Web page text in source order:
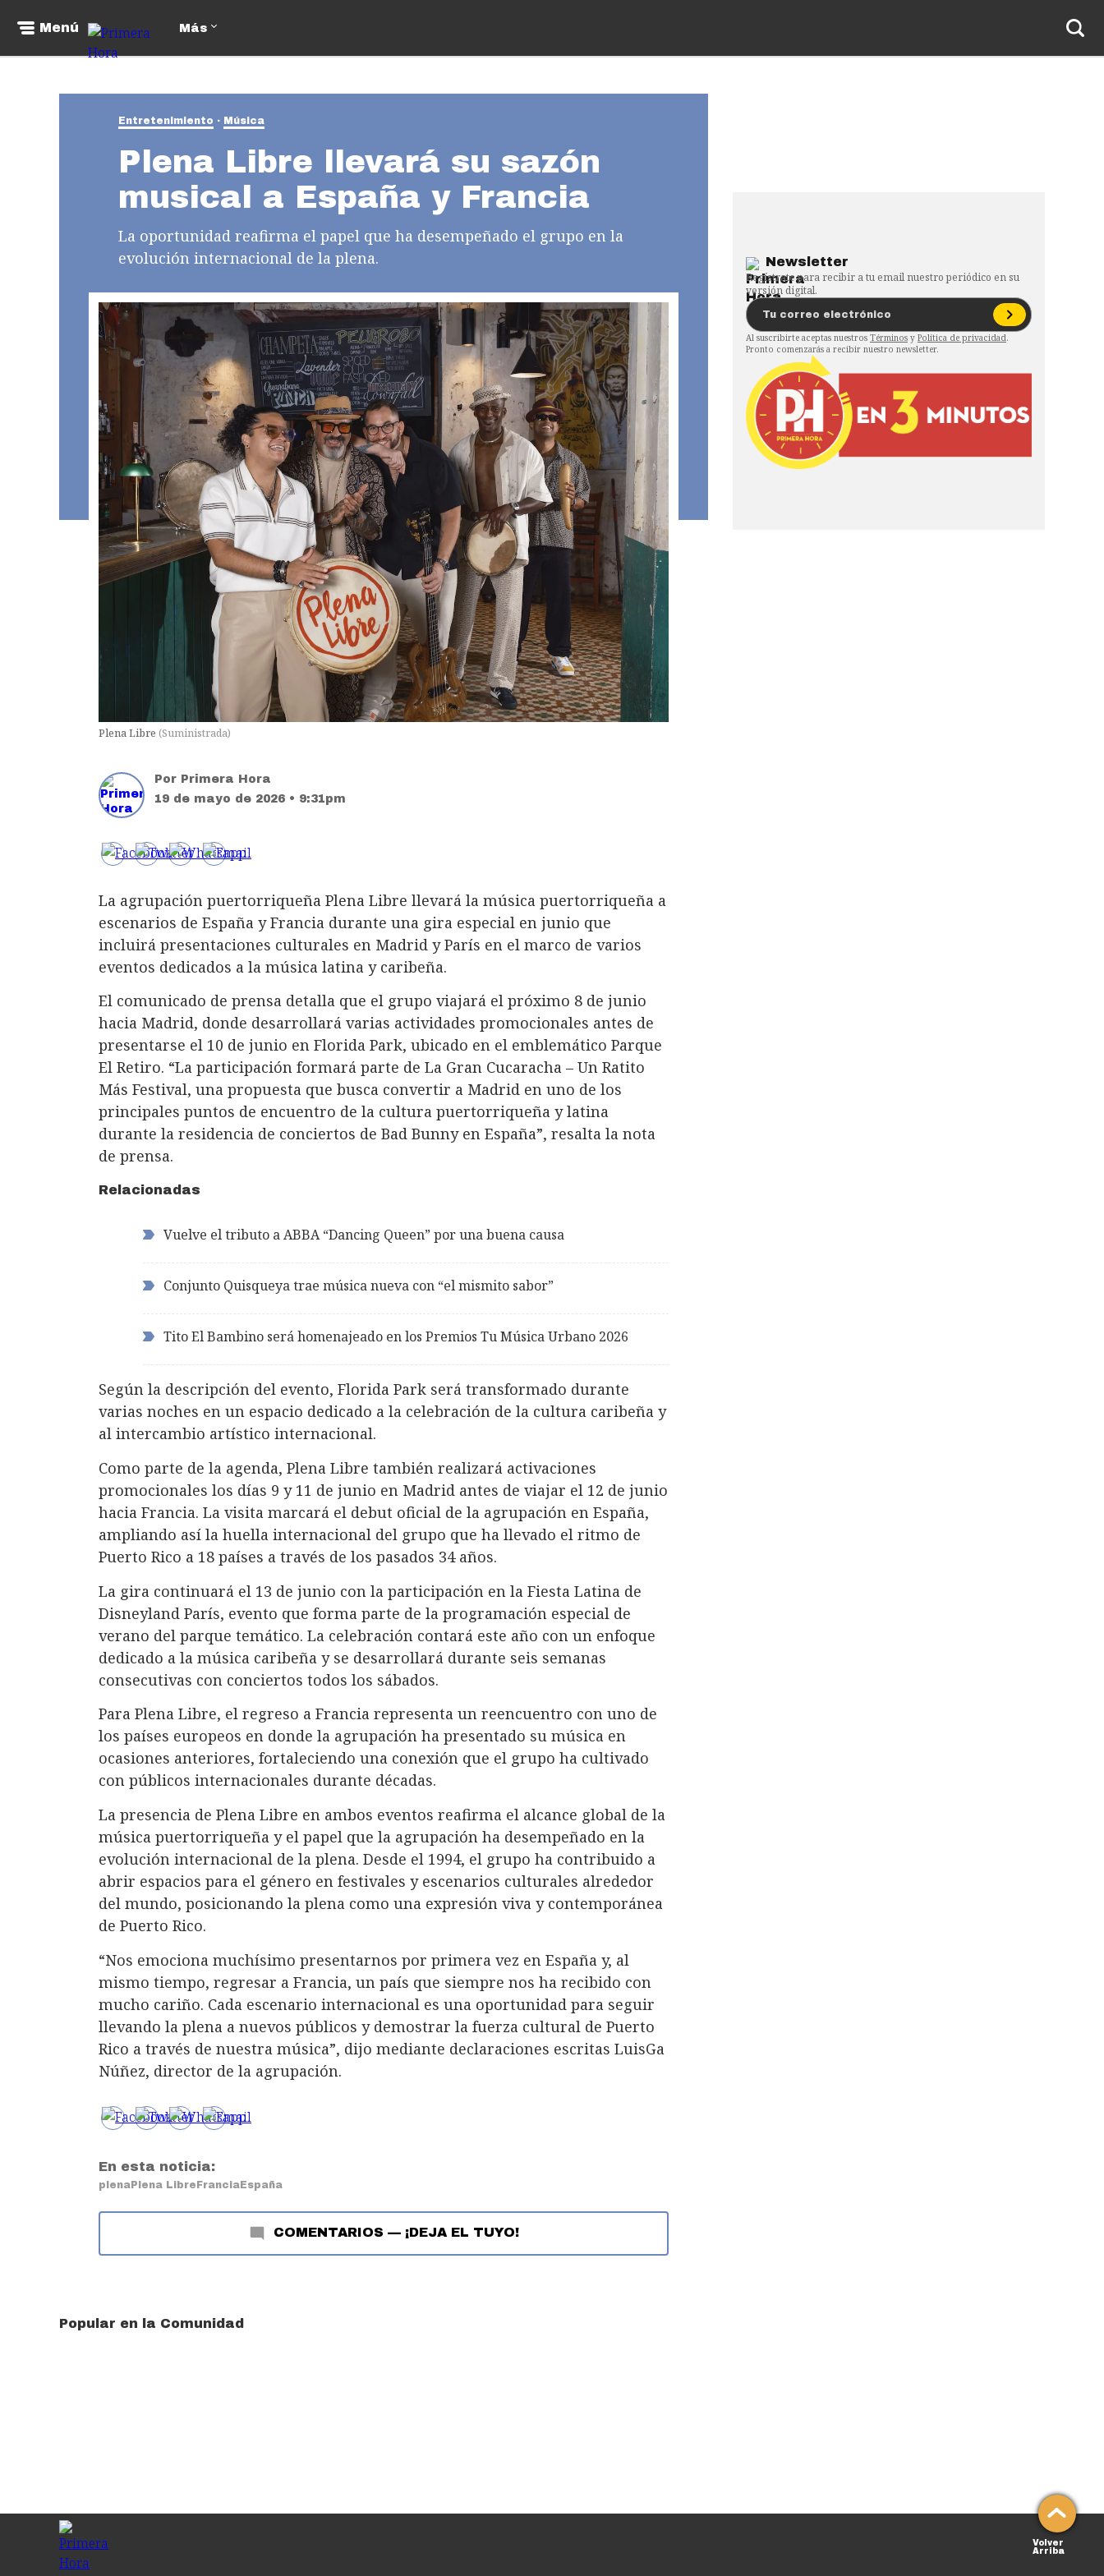
Menú Más
Entretenimiento Música
Plena Libre llevará su sazón
musical a España y Francia
La oportunidad reafirma el papel que ha desempeñado el grupo en la
evolución internacional de la plena.
Plena Libre (Suministrada)
Por Primera Hora
19 de mayo de 2026 • 9:31pm
La agrupación puertorriqueña Plena Libre llevará la música puertorriqueña a
escenarios de España y Francia durante una gira especial en junio que
incluirá presentaciones culturales en Madrid y París en el marco de varios
eventos dedicados a la música latina y caribeña.
El comunicado de prensa detalla que el grupo viajará el próximo 8 de junio
hacia Madrid, donde desarrollará varias actividades promocionales antes de
presentarse el 10 de junio en Florida Park, ubicado en el emblemático Parque
El Retiro. “La participación formará parte de La Gran Cucaracha – Un Ratito
Más Festival, una propuesta que busca convertir a Madrid en uno de los
principales puntos de encuentro de la cultura puertorriqueña y latina
durante la residencia de conciertos de Bad Bunny en España”, resalta la nota
de prensa.
Relacionadas
Vuelve el tributo a ABBA “Dancing Queen” por una buena causa
Conjunto Quisqueya trae música nueva con “el mismito sabor”
Tito El Bambino será homenajeado en los Premios Tu Música Urbano 2026
Según la descripción del evento, Florida Park será transformado durante
varias noches en un espacio dedicado a la celebración de la cultura caribeña y
al intercambio artístico internacional.
Como parte de la agenda, Plena Libre también realizará activaciones
promocionales los días 9 y 11 de junio en Madrid antes de viajar el 12 de junio
hacia Francia. La visita marcará el debut oficial de la agrupación en España,
ampliando así la huella internacional del grupo que ha llevado el ritmo de
Puerto Rico a 18 países a través de los pasados 34 años.
La gira continuará el 13 de junio con la participación en la Fiesta Latina de
Disneyland París, evento que forma parte de la programación especial de
verano del parque temático. La celebración contará este año con un enfoque
dedicado a la música caribeña y se desarrollará durante seis semanas
consecutivas con conciertos todos los sábados.
Para Plena Libre, el regreso a Francia representa un reencuentro con uno de
los países europeos en donde la agrupación ha presentado su música en
ocasiones anteriores, fortaleciendo una conexión que el grupo ha cultivado
con públicos internacionales durante décadas.
La presencia de Plena Libre en ambos eventos reafirma el alcance global de la
música puertorriqueña y el papel que la agrupación ha desempeñado en la
evolución internacional de la plena. Desde el 1994, el grupo ha contribuido a
abrir espacios para el género en festivales y escenarios culturales alrededor
del mundo, posicionando la plena como una expresión viva y contemporánea
de Puerto Rico.
“Nos emociona muchísimo presentarnos por primera vez en España y, al
mismo tiempo, regresar a Francia, un país que siempre nos ha recibido con
mucho cariño. Cada escenario internacional es una oportunidad para seguir
llevando la plena a nuevos públicos y demostrar la fuerza cultural de Puerto
Rico a través de nuestra música”, dijo mediante declaraciones escritas LuisGa
Núñez, director de la agrupación.
En esta noticia:
plenaPlena LibreFranciaEspaña
COMENTARIOS — ¡DEJA EL TUYO!
Popular en la Comunidad
Newsletter
Regístrate para recibir a tu email nuestro periódico en su
versión digital.
Al suscribirte aceptas nuestros Términos y Política de privacidad.
Pronto comenzarás a recibir nuestro newsletter.
Volver
Arriba